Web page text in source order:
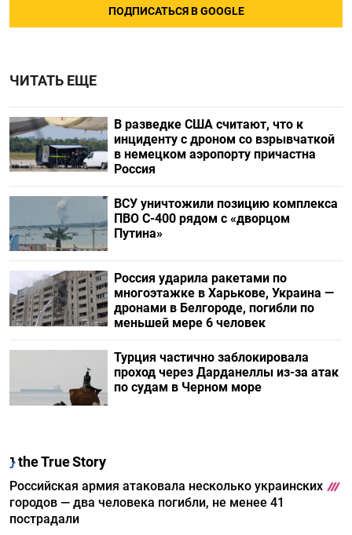
ПОДПИСАТЬСЯ В GOOGLE
ЧИТАТЬ ЕЩЕ
В разведке США считают, что к
инциденту с дроном со взрывчаткой
в немецком аэропорту причастна
Россия
ВСУ уничтожили позицию комплекса
ПВО С-400 рядом с «дворцом
Путина»
Россия ударила ракетами по
многоэтажке в Харькове, Украина —
дронами в Белгороде, погибли по
меньшей мере 6 человек
Турция частично заблокировала
проход через Дарданеллы из-за атак
по судам в Черном море